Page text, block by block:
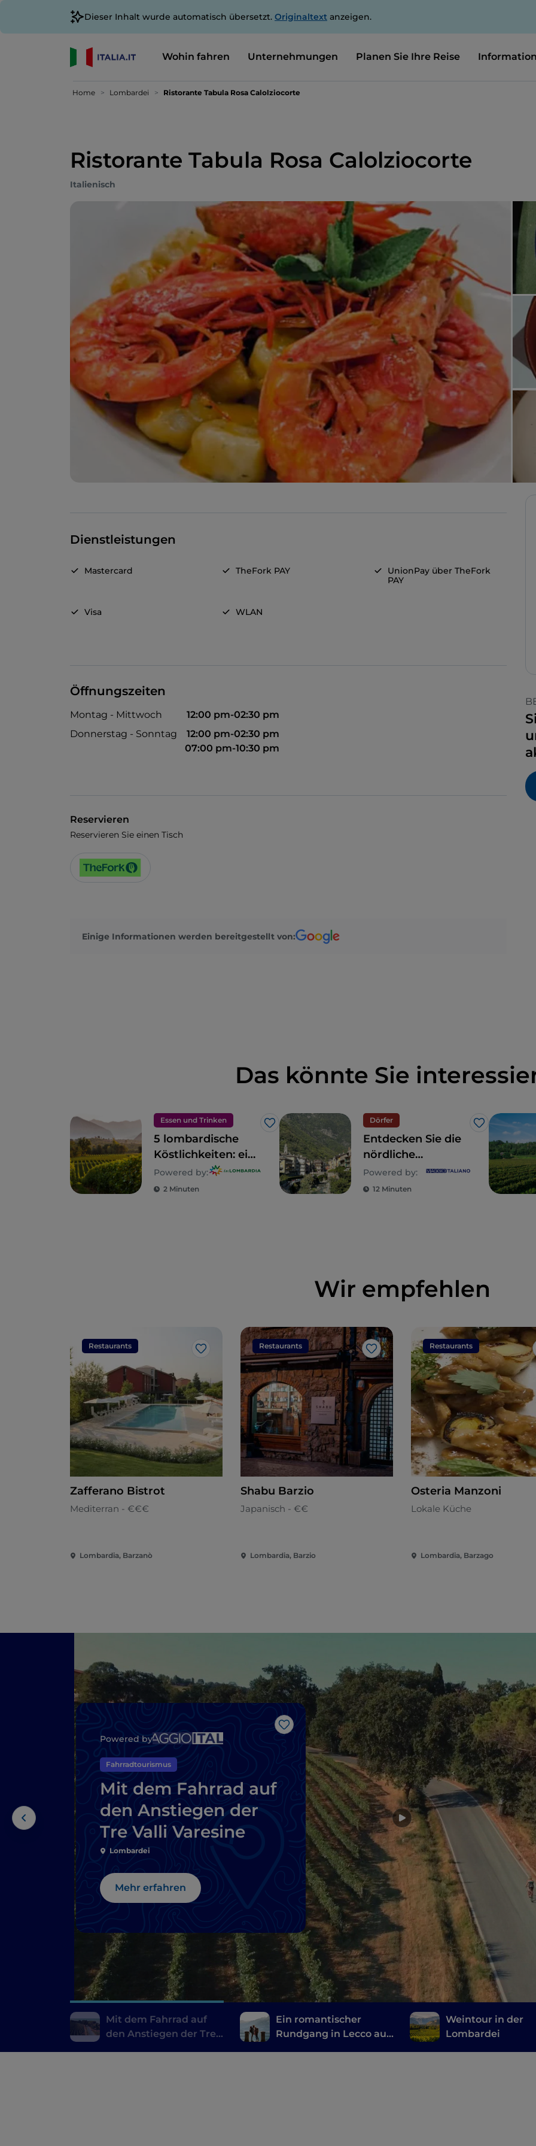
Dieser Inhalt wurde automatisch übersetzt. Originaltext anzeigen.
Wohin fahren Unternehmungen Planen Sie Ihre Reise
Home Lombardei Ristorante Tabula Rosa Calolziocorte
Ristorante Tabula Rosa Calolziocorte
Italienisch
Dienstleistungen
Mastercard TheFork PAY
UnionPay über TheFork
PAY
Visa WLAN
Öffnungszeiten
Montag - Mittwoch
12:00 pm-02:30 pm
Donnerstag - Sonntag
12:00 pm-02:30 pm
07:00 pm-10:30 pm
Reservieren
Reservieren Sie einen Tisch
Einige Informationen werden bereitgestellt von:
Das könnte Sie
Essen und Trinken
Like
5 lombardische
Köstlichkeiten: ein
Gebiet zum
Genießen
Powered by:
2 Minuten
Dörfer
Like
Entdecken Sie die
nördliche
Lombardei –
Bellano, Chiavenna
Powered by:
12 Minuten
Wir empfehlen
Restaurants
Like
Zafferano Bistrot
Mediterran - €€€
Lombardia, Barzanò
Restaurants
Like
Shabu Barzio
Japanisch - €€
Lombardia, Barzio
Restaurants
Osteria Manzoni
Lokale Küche
Lombardia, Barzago
Like
Powered by
Fahrradtourismus
Mit dem Fahrrad auf
den Anstiegen der
Tre Valli Varesine
Lombardei
Mehr erfahren
Mit dem Fahrrad auf
den Anstiegen der Tre
Ein romantischer
Rundgang in Lecco auf
Weintour in der
Lombardei